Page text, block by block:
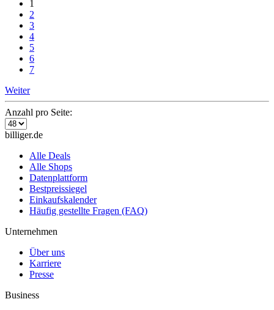
1
2
3
4
5
6
7
Weiter
Anzahl pro Seite:
billiger.de
Alle Deals
Alle Shops
Datenplattform
Bestpreissiegel
Einkaufskalender
Häufig gestellte Fragen (FAQ)
Unternehmen
Über uns
Karriere
Presse
Business